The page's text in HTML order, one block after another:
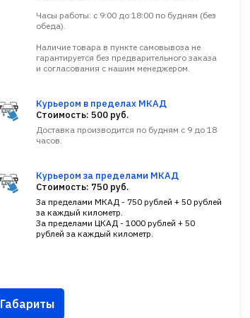
Часы работы: с 9:00 до 18:00 по будням (без
обеда).
Наличие товара в пункте самовывоза не
гарантируется без предварительного заказа
и согласования с нашим менеджером.
Курьером в пределах МКАД
Стоимость: 500 руб.
Доставка производится по будням с 9 до 18
часов.
Курьером за пределами МКАД
Стоимость: 750 руб.
За пределами МКАД - 750 рублей + 50 рублей
за каждый километр.
За пределами ЦКАД - 1000 рублей + 50
рублей за каждый километр.
Габариты